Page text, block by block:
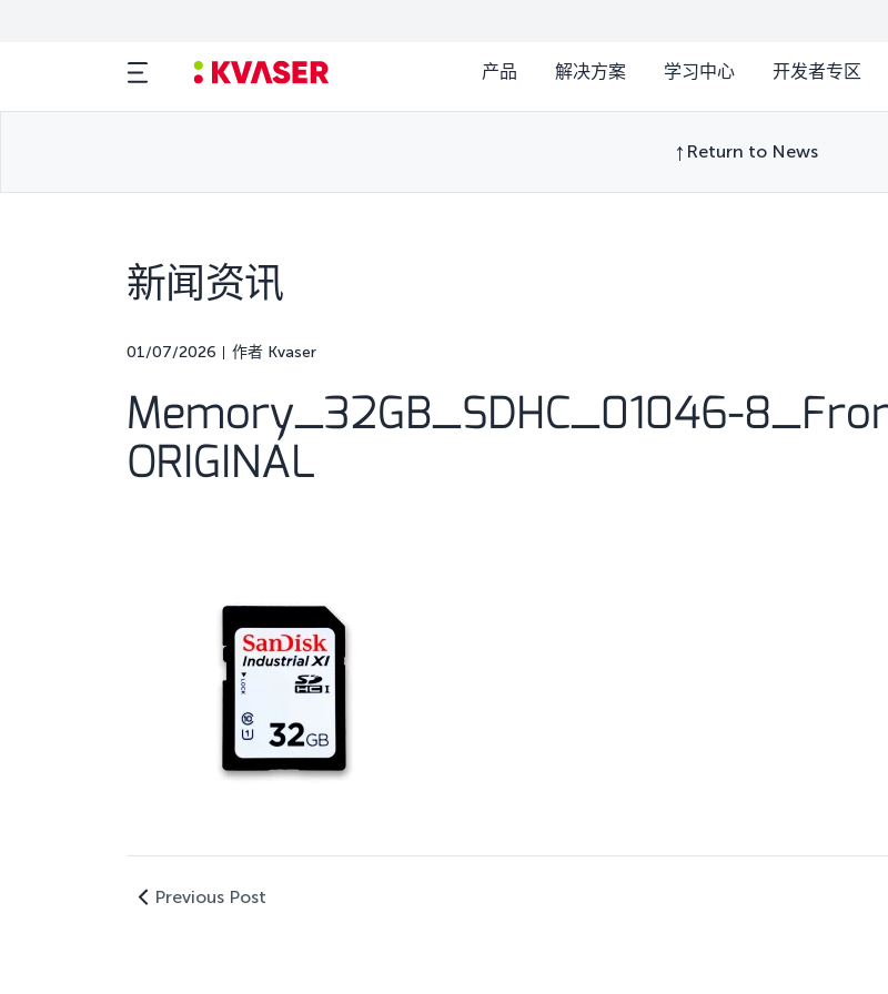
产品 解决方案 学习中心 开发者专区
Return to News
新闻资讯
01/07/2026 作者 Kvaser
Memory_32GB_SDHC_01046-
ORIGINAL
Previous Post